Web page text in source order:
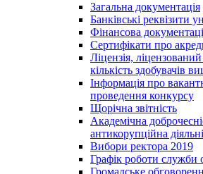
Загальна документація
Банківські реквізити
Фінансова
Сертифікати про
Ліцензія,
кількість здобувачів
Інформація про
проведення конкурсу
Щорічна звітність
Академічна
антикорупційна
Вибори ректора 2019
Графік роботи служби